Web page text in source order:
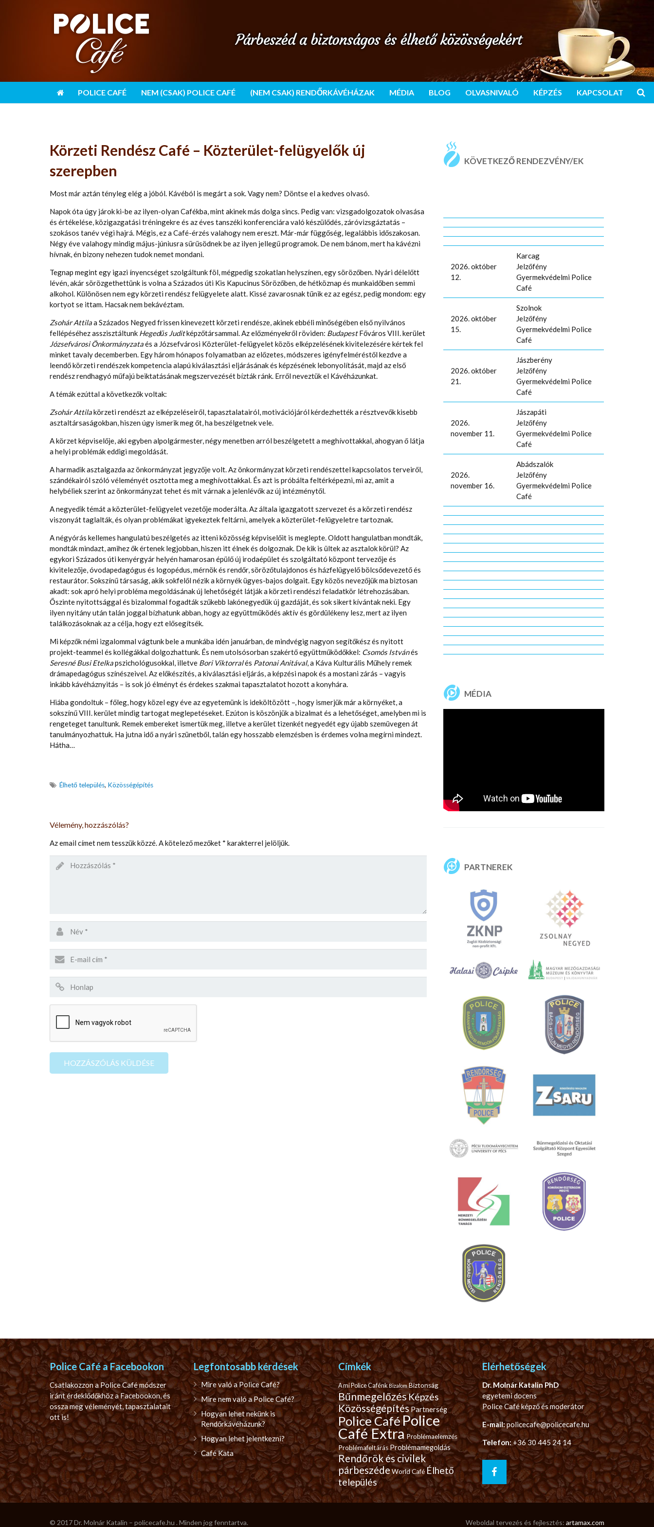
POLICE CAFÉ NEM (CSAK) POLICE CAFÉ (NEM CSAK) RENDŐRKÁVÉHÁZAK MÉDIA BLOG OLVASNIVALÓ KÉPZÉS KAPCSOLAT
Körzeti Rendész Café – Közterület-felügyelők új
szerepben
Most már aztán tényleg elég a jóból. Kávéból is megárt a sok. Vagy nem? Döntse el a kedves olvasó.
Napok óta úgy járok ki-be az ilyen-olyan Cafékba, mint akinek más dolga sincs. Pedig van: vizsgadolgozatok olvasása
és értékelése, közigazgatási tréningekre és az éves tanszéki konferenciára való készülődés, záróvizsgáztatás –
szokásos tanév végi hajrá. Mégis, ez a Café-érzés valahogy nem ereszt. Már-már függőség, legalábbis időszakosan.
Négy éve valahogy mindig május-júniusra sűrűsödnek be az ilyen jellegű programok. De nem bánom, mert ha kávézni
hívnak, én bizony nehezen tudok nemet mondani.
Tegnap megint egy igazi ínyencséget szolgáltunk föl, mégpedig szokatlan helyszínen, egy sörözőben. Nyári délelőtt
lévén, akár sörözgethettünk is volna a Százados úti Kis Kapucinus Sörözőben, de hétköznap és munkaidőben semmi
alkohol. Különösen nem egy körzeti rendész felügyelete alatt. Kissé zavarosnak tűnik ez az egész, pedig mondom: egy
kortyot se ittam. Hacsak nem bekávéztam.
Zsohár Attilaa Százados Negyed frissen kinevezett körzeti rendésze, akinek ebbéli minőségében első nyilvános
fellépéséhez asszisztáltunk Hegedűs Juditképzőtársammal. Az előzményekről röviden: BudapestFőváros VIII. kerület
Józsefvárosi Önkormányzataés a Józsefvárosi Közterület-felügyelet közös elképzelésének kivitelezésére kértek fel
minket tavaly decemberben. Egy három hónapos folyamatban az előzetes, módszeres igényfelméréstől kezdve a
leendő körzeti rendészek kompetencia alapú kiválasztási eljárásának és képzésének lebonyolítását, majd az első
rendész rendhagyó műfajú beiktatásának megszervezését bízták ránk. Erről neveztük el Kávéházunkat.
A témák ezúttal a következők voltak:
Zsohár Attilakörzeti rendészt az elképzeléseiről, tapasztalatairól, motivációjáról kérdezhették a résztvevők kisebb
asztaltársaságokban, hiszen úgy ismerik meg őt, ha beszélgetnek vele.
A körzet képviselője, aki egyben alpolgármester, négy menetben arról beszélgetett a meghívottakkal, ahogyan ő látja
a helyi problémák eddigi megoldását.
A harmadik asztalgazda az önkormányzat jegyzője volt. Az önkormányzat körzeti rendészettel kapcsolatos terveiről,
szándékairól szóló véleményét osztotta meg a meghívottakkal. És azt is próbálta feltérképezni, mi az, amit a
helybéliek szerint az önkormányzat tehet és mit várnak a jelenlévők az új intézménytől.
A negyedik témát a közterület-felügyelet vezetője moderálta. Az általa igazgatott szervezet és a körzeti rendész
viszonyát taglalták, és olyan problémákat igyekeztek feltárni, amelyek a közterület-felügyeletre tartoznak.
A négyórás kellemes hangulatú beszélgetés az itteni közösség képviselőit is meglepte. Oldott hangulatban mondták,
mondták mindazt, amihez ők értenek legjobban, hiszen itt élnek és dolgoznak. De kik is ültek az asztalok körül? Az
egykori Százados úti kenyérgyár helyén hamarosan épülő új irodaépület és szolgáltató központ tervezője és
kivitelezője, óvodapedagógus és logopédus, mérnök és rendőr, sörözőtulajdonos és házfelügyelő bölcsődevezető és
restaurátor. Sokszínű társaság, akik sokfelől nézik a környék ügyes-bajos dolgait. Egy közös nevezőjük ma biztosan
akadt: sok apró helyi probléma megoldásának új lehetőségét látják a körzeti rendészi feladatkör létrehozásában.
Őszinte nyitottsággal és bizalommal fogadták szűkebb lakónegyedük új gazdáját, és sok sikert kívántak neki. Egy
ilyen nyitány után talán joggal bízhatunk abban, hogy az együttműködés aktív és gördülékeny lesz, mert az ilyen
találkozásoknak az a célja, hogy ezt elősegítsék.
Mi képzők némi izgalommal vágtunk bele a munkába idén januárban, de mindvégig nagyon segítőkész és nyitott
projekt-teammel és kollégákkal dolgozhattunk. És nem utolsósorban szakértő együttműködőkkel: Csomós Istvánés
Seresné Busi Etelkapszichológusokkal, illetve Bori Viktorralés Patonai Anitával, a Káva Kulturális Műhely remek
drámapedagógus színészeivel. Az előkészítés, a kiválasztási eljárás, a képzési napok és a mostani zárás – vagyis
inkább kávéháznyitás – is sok jó élményt és érdekes szakmai tapasztalatot hozott a konyhára.
Hiába gondoltuk – főleg, hogy közel egy éve az egyetemünk is ideköltözött –, hogy ismerjük már a környéket, a
sokszínű VIII. kerület mindig tartogat meglepetéseket. Ezúton is köszönjük a bizalmat és a lehetőséget, amelyben mi is
rengeteget tanultunk. Remek embereket ismertük meg, illetve a kerület tizenkét negyedét egy újabb szemüvegen át
tanulmányozhattuk. Ha jutna idő a nyári szünetből, talán egy hosszabb elemzésben is érdemes volna megírni mindezt.
Hátha…
Élhető település, Közösségépítés
Vélemény, hozzászólás?
Az email címet nem tesszük közzé.A kötelező mezőket * karakterrel jelöljük.
KÖVETKEZŐ RENDEZVÉNY/EK
2026. október
12.
Karcag
Jelzőfény
Gyermekvédelmi Police
Café
2026. október
15.
Szolnok
Jelzőfény
Gyermekvédelmi Police
Café
2026. október
21.
Jászberény
Jelzőfény
Gyermekvédelmi Police
Café
2026.
november 11.
Jászapáti
Jelzőfény
Gyermekvédelmi Police
Café
2026.
november 16.
Abádszalók
Jelzőfény
Gyermekvédelmi Police
Café
MÉDIA
PARTNEREK
Police Café a Facebookon
Csatlakozzon a Police Café módszer
iránt érdeklődőkhöz a Facebookon, és
ossza meg véleményét, tapasztalatait
ott is!
Legfontosabb kérdések
Mire való a Police Café?
Mire nem való a Police Café?
Hogyan lehet nekünk is
Rendőrkávéházunk?
Hogyan lehet jelentkezni?
Café Kata
Címkék
A mi Police Cafénk Bizalom Biztonság
BűnmegelőzésKépzés
KözösségépítésPartnerség
Police CaféPolice
Café Extra Problémaelemzés
ProblémafeltárásProblémamegoldás
Rendőrök és civilek
párbeszéde World CaféÉlhető
település
Elérhetőségek
Dr. Molnár Katalin PhD
egyetemi docens
Police Café képző és moderátor
E-mail:policecafe@policecafe.hu
Telefon:+36 30 445 24 14
© 2017 Dr. Molnár Katalin – policecafe.hu . Minden jog fenntartva. Weboldal tervezés és fejlesztés: artamax.com